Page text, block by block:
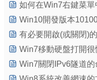
如何在Win7右鍵菜
Win10開發版本
有必要開啟(或關閉)
Win7關閉IPv6隧道的